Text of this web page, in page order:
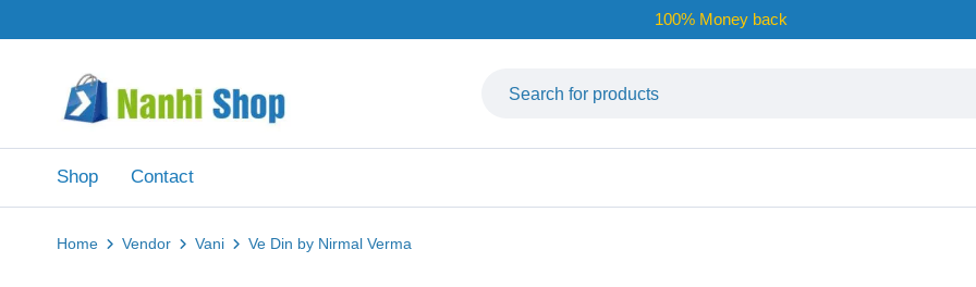
100% Money back
Shop Contact
Home Vendor Vani Ve Din by Nirmal Verma